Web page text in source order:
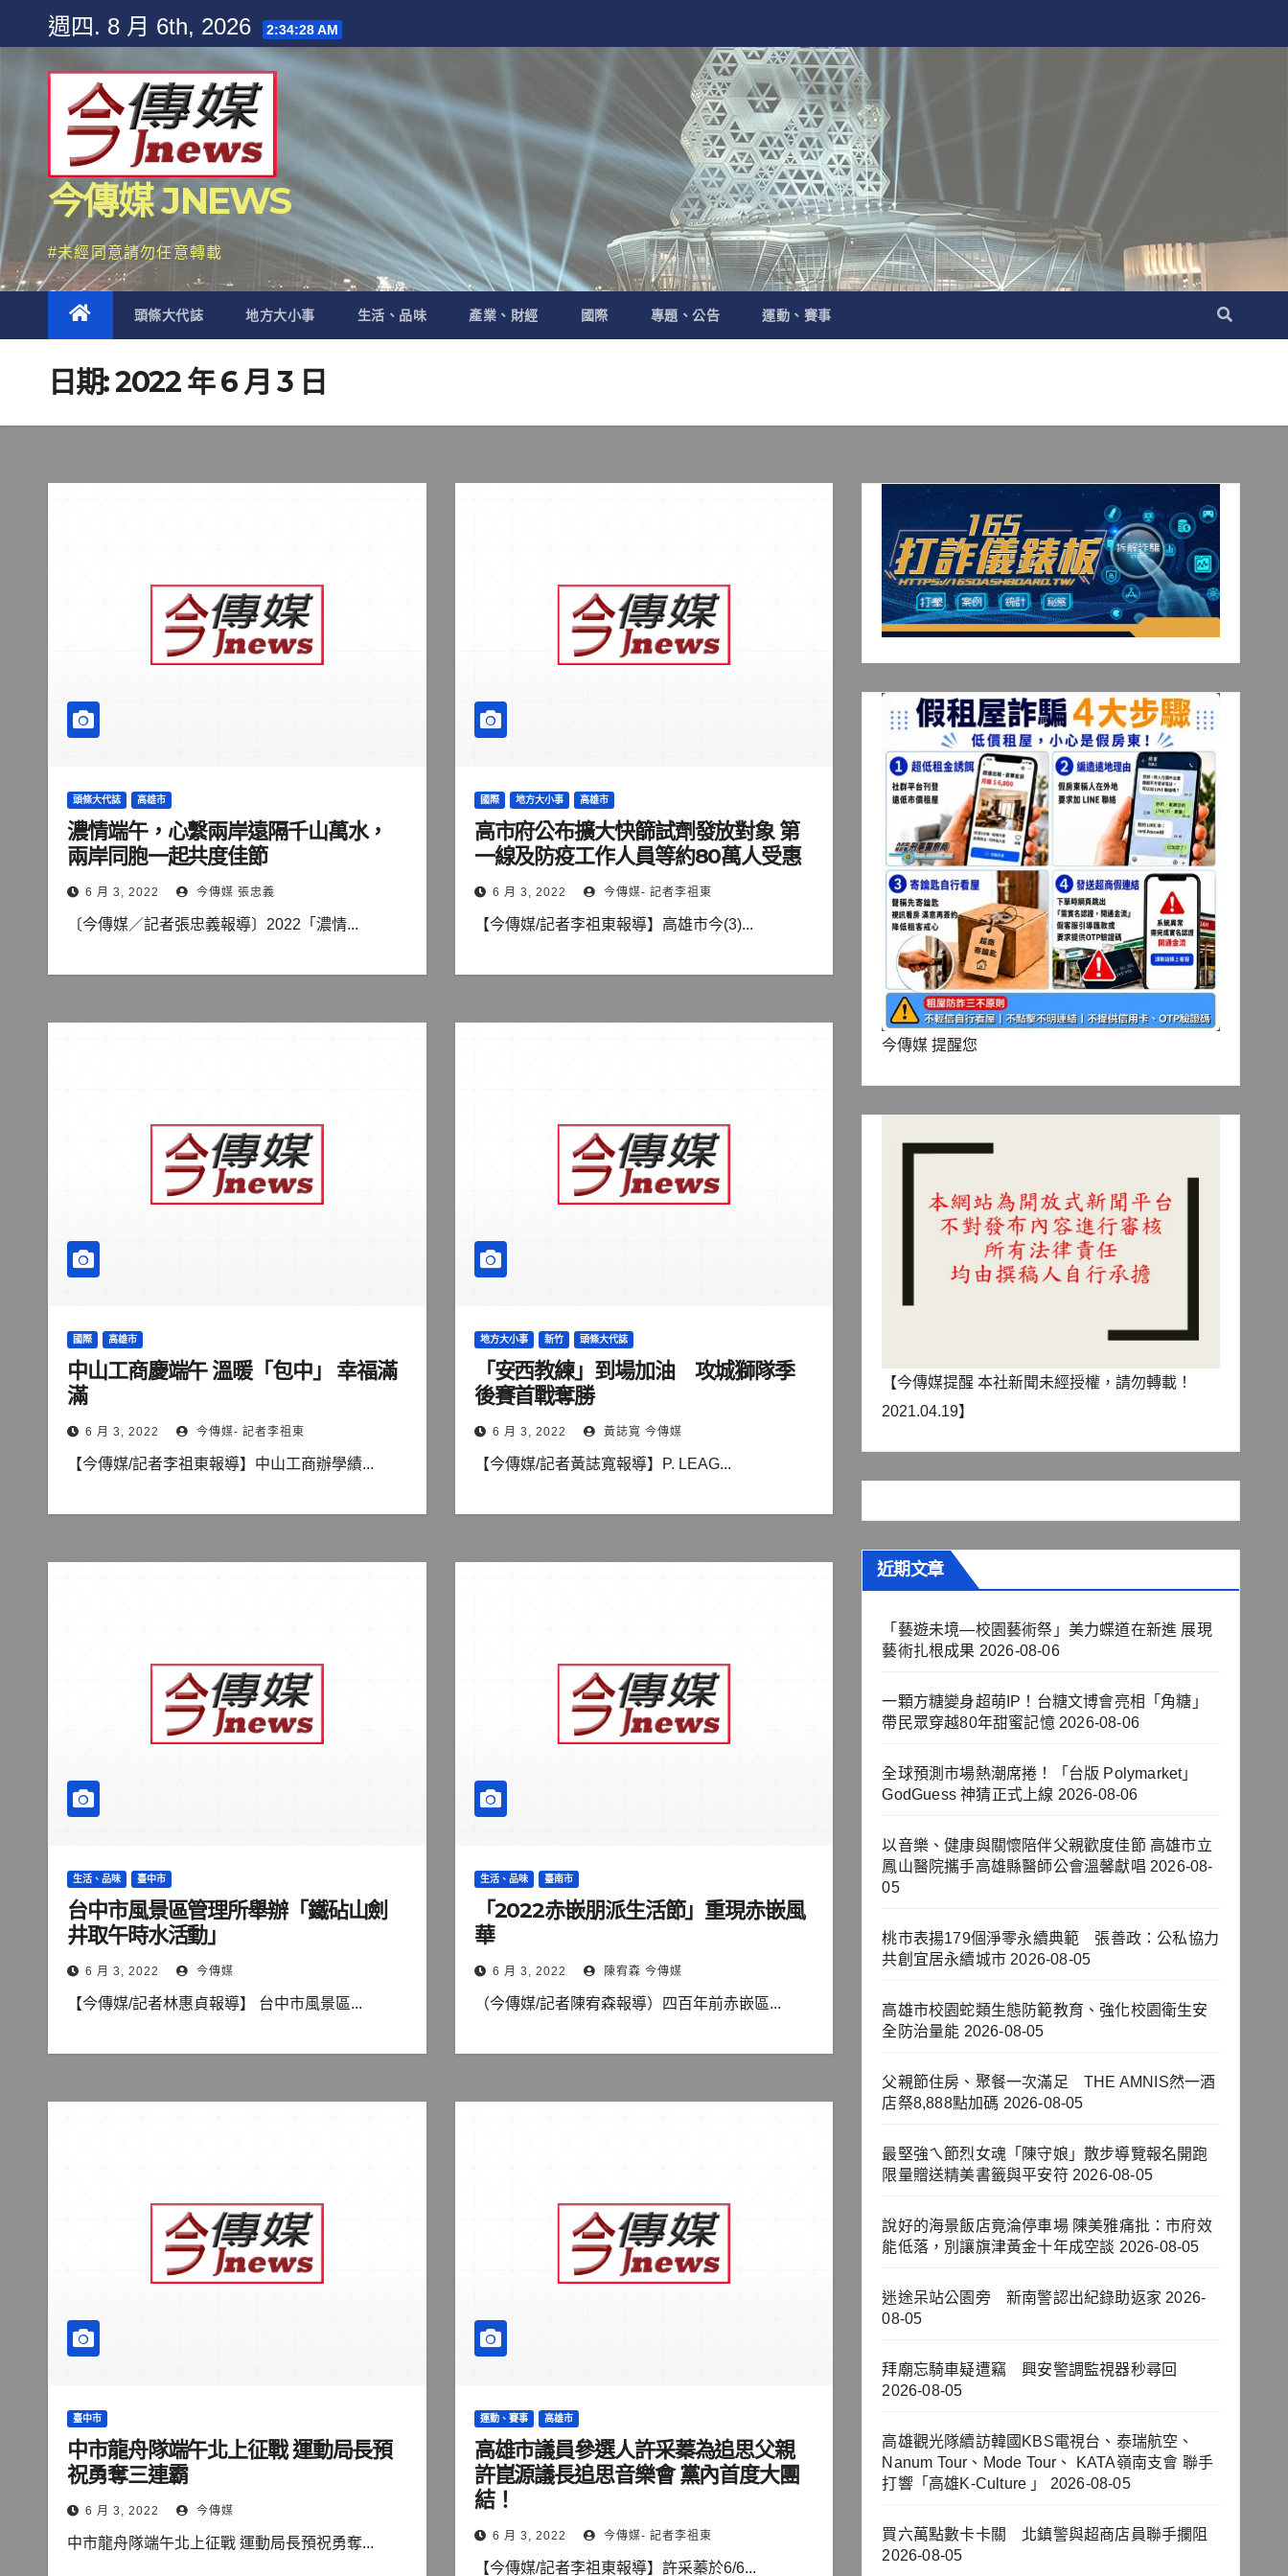
content
週四. 8 月 6th, 2026 2:34:29 AM
今傳媒 JNEWS
#未經同意請勿任意轉載
頭條大代誌 地方大小事 生活、品味 產業、財經 國際 專題、公告 運動、賽事
日期:2022 年 6 月 3 日
頭條大代誌 高雄市
濃情端午，心繫兩岸遠隔千山萬水，
兩岸同胞一起共度佳節
6 月 3, 2022 今傳媒 張忠義
〔今傳媒／記者張忠義報導〕2022「濃情...
國際 地方大小事 高雄市
高市府公布擴大快篩試劑發放對象 第
一線及防疫工作人員等約80萬人受惠
6 月 3, 2022 今傳媒- 記者李祖東
【今傳媒/記者李祖東報導】高雄市今(3)...
國際 高雄市
中山工商慶端午 溫暖「包中」 幸福滿
滿
6 月 3, 2022 今傳媒- 記者李祖東
【今傳媒/記者李祖東報導】中山工商辦學績...
地方大小事 新竹 頭條大代誌
「安西教練」到場加油 攻城獅隊季
後賽首戰奪勝
6 月 3, 2022 黃誌寬 今傳媒
【今傳媒/記者黃誌寬報導】P. LEAG...
生活、品味 臺中市
台中市風景區管理所舉辦「鐵砧山劍
井取午時水活動」
6 月 3, 2022 今傳媒
【今傳媒/記者林惠貞報導】 台中市風景區...
生活、品味 臺南市
「2022赤嵌朋派生活節」重現赤嵌風
華
6 月 3, 2022 陳宥森 今傳媒
（今傳媒/記者陳宥森報導）四百年前赤嵌區...
臺中市
中市龍舟隊端午北上征戰 運動局長預
祝勇奪三連霸
6 月 3, 2022 今傳媒
中市龍舟隊端午北上征戰 運動局長預祝勇奪...
運動、賽事 高雄市
高雄市議員參選人許采蓁為追思父親
許崑源議長追思音樂會 黨內首度大團
結！
6 月 3, 2022 今傳媒- 記者李祖東
【今傳媒/記者李祖東報導】許采蓁於6/6...
今傳媒 提醒您
【今傳媒提醒 本社新聞未經授權，請勿轉載！
2021.04.19】
近期文章
「藝遊未境—校園藝術祭」美力蝶道在新進 展現
藝術扎根成果 2026-08-06
一顆方糖變身超萌IP！台糖文博會亮相「角糖」
帶民眾穿越80年甜蜜記憶 2026-08-06
全球預測市場熱潮席捲！「台版 Polymarket」
GodGuess 神猜正式上線 2026-08-06
以音樂、健康與關懷陪伴父親歡度佳節 高雄市立
鳳山醫院攜手高雄縣醫師公會溫馨獻唱 2026-08-
05
桃市表揚179個淨零永續典範 張善政：公私協力
共創宜居永續城市 2026-08-05
高雄市校園蛇類生態防範教育、強化校園衛生安
全防治量能 2026-08-05
父親節住房、聚餐一次滿足 THE AMNIS然一酒
店祭8,888點加碼 2026-08-05
最堅強ㄟ節烈女魂「陳守娘」散步導覽報名開跑
限量贈送精美書籤與平安符 2026-08-05
說好的海景飯店竟淪停車場 陳美雅痛批：市府效
能低落，別讓旗津黃金十年成空談 2026-08-05
迷途呆站公園旁 新南警認出紀錄助返家 2026-
08-05
拜廟忘騎車疑遭竊 興安警調監視器秒尋回
2026-08-05
高雄觀光隊續訪韓國KBS電視台、泰瑞航空、
Nanum Tour、Mode Tour、 KATA嶺南支會 聯手
打響「高雄K-Culture 」
2026-08-05
買六萬點數卡卡關 北鎮警與超商店員聯手攔阻
2026-08-05